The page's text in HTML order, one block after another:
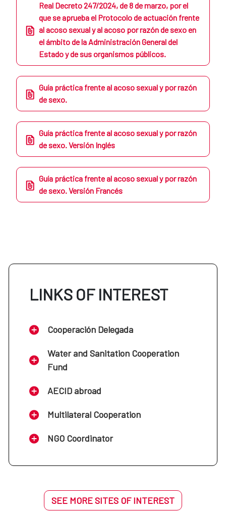
Real Decreto 247/2024, de 8 de marzo, por el
que se aprueba el Protocolo de actuación frente
al acoso sexual y al acoso por razón de sexo en
el ámbito de la Administración General del
Estado y de sus organismos públicos.
Guía práctica frente al acoso sexual y por razón
de sexo.
Guía práctica frente al acoso sexual y por razón
de sexo. Versión Inglés
Guía práctica frente al acoso sexual y por razón
de sexo. Versión Francés
LINKS OF INTEREST
Cooperación Delegada
Water and Sanitation Cooperation
Fund
AECID abroad
Multilateral Cooperation
NGO Coordinator
SEE MORE SITES OF INTEREST